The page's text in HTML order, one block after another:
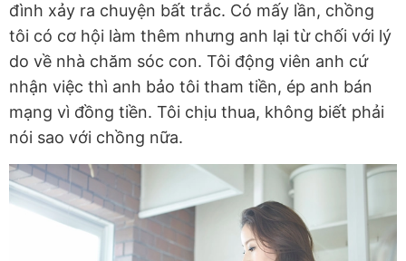
đình xảy ra chuyện bất trắc. Có mấy lần, chồng
tôi có cơ hội làm thêm nhưng anh lại từ chối với lý
do về nhà chăm sóc con. Tôi động viên anh cứ
nhận việc thì anh bảo tôi tham tiền, ép anh bán
mạng vì đồng tiền. Tôi chịu thua, không biết phải
nói sao với chồng nữa.